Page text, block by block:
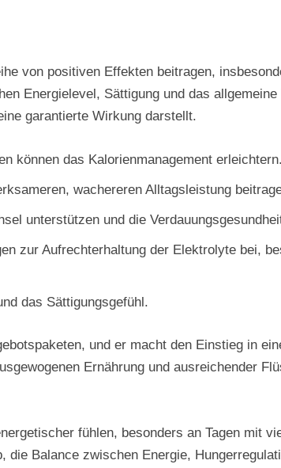
von positiven Effekten beitragen,
Energielevel, Sättigung und das
garantierte Wirkung darstellt.
können das Kalorienmanagement erleichtern.
wachereren Alltagsleistung
unterstützen und die
zur Aufrechterhaltung der Elektrolyte bei,
das Sättigungsgefühl.
und er macht den Einstieg in
Ernährung und ausreichender
fühlen, besonders an Tagen mit
Balance zwischen Energie,